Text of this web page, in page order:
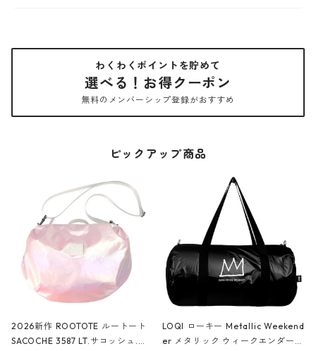
わくわくポイントを貯めて
選べる！お得クーポン
無料のメンバーシップ登録がおすすめ
ピックアップ商品
2026新作 ROOTOTE ルートート
SACOCHE 3587 LT.サコッシュ.ル
LOQI ローキー Metallic Weekend
er メタリック ウィークエンダー